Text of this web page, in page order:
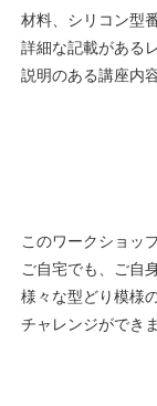
材料、シリコン型
詳細な記載がある
説明のある講座内
このワークショッ
ご自宅でも、ご自
様々な型どり模様
チャレンジができま